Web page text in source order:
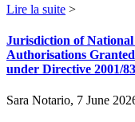
Lire la suite >
Jurisdiction of
Authorisations
under Directive 2001/
Sara Notario, 7 June